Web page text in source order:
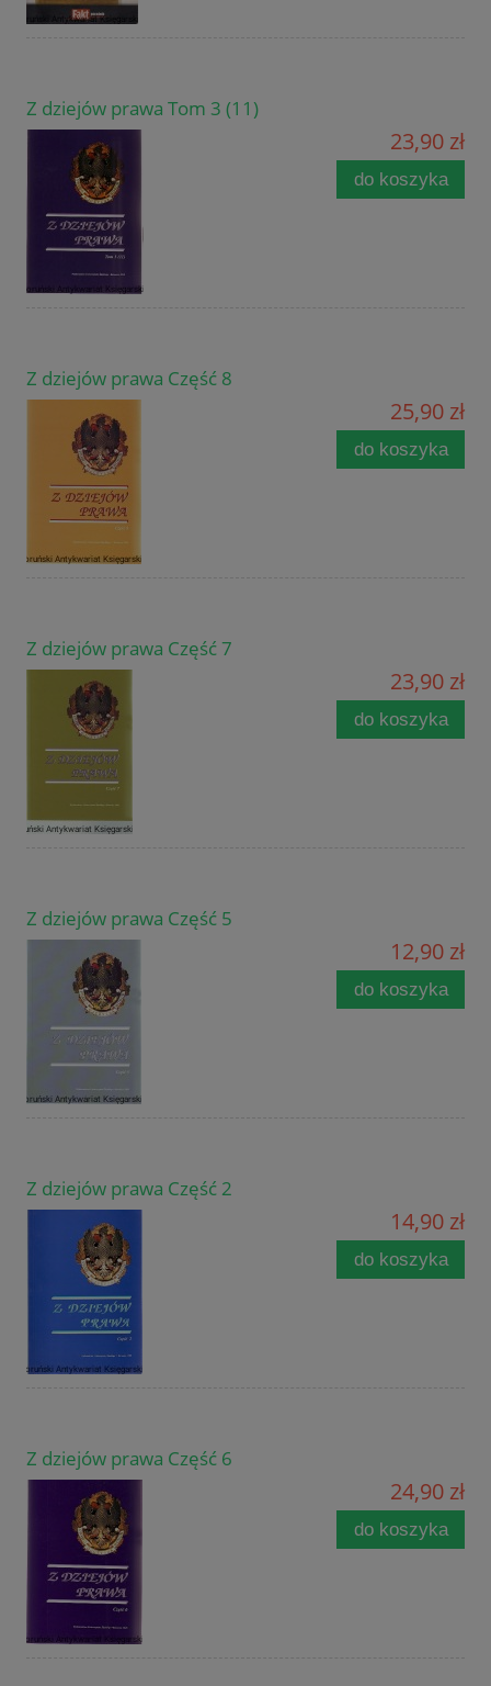
Z dziejów prawa Tom 3 (11)
23,90 zł
do koszyka
Z dziejów prawa Część 8
25,90 zł
do koszyka
Z dziejów prawa Część 7
23,90 zł
do koszyka
Z dziejów prawa Część 5
12,90 zł
do koszyka
Z dziejów prawa Część 2
14,90 zł
do koszyka
Z dziejów prawa Część 6
24,90 zł
do koszyka